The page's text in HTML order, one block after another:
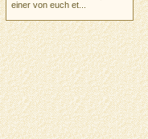
einer von euch et...